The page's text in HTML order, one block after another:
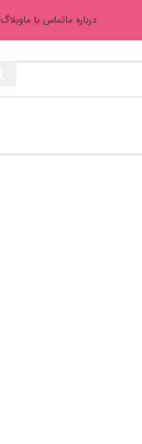
درباره ماتماس با ماوبلاگ